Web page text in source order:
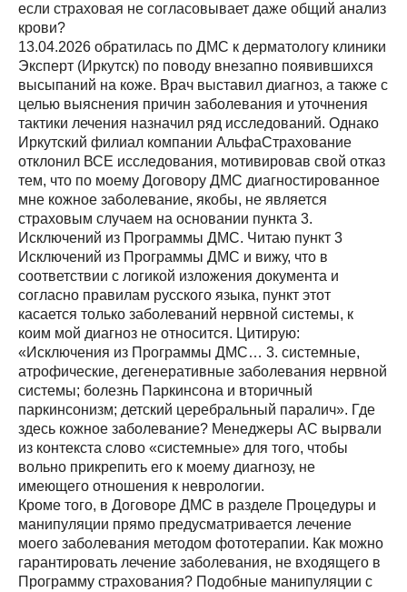
если страховая не согласовывает даже общий анализ
крови?
13.04.2026 обратилась по ДМС к дерматологу клиники
Эксперт (Иркутск) по поводу внезапно появившихся
высыпаний на коже. Врач выставил диагноз, а также с
целью выяснения причин заболевания и уточнения
тактики лечения назначил ряд исследований. Однако
Иркутский филиал компании АльфаСтрахование
отклонил ВСЕ исследования, мотивировав свой отказ
тем, что по моему Договору ДМС диагностированное
мне кожное заболевание, якобы, не является
страховым случаем на основании пункта 3.
Исключений из Программы ДМС. Читаю пункт 3
Исключений из Программы ДМС и вижу, что в
соответствии с логикой изложения документа и
согласно правилам русского языка, пункт этот
касается только заболеваний нервной системы, к
коим мой диагноз не относится. Цитирую:
«Исключения из Программы ДМС… 3. системные,
атрофические, дегенеративные заболевания нервной
системы; болезнь Паркинсона и вторичный
паркинсонизм; детский церебральный паралич». Где
здесь кожное заболевание? Менеджеры АС вырвали
из контекста слово «системные» для того, чтобы
вольно прикрепить его к моему диагнозу, не
имеющего отношения к неврологии.
Кроме того, в Договоре ДМС в разделе Процедуры и
манипуляции прямо предусматривается лечение
моего заболевания методом фототерапии. Как можно
гарантировать лечение заболевания, не входящего в
Программу страхования? Подобные манипуляции с